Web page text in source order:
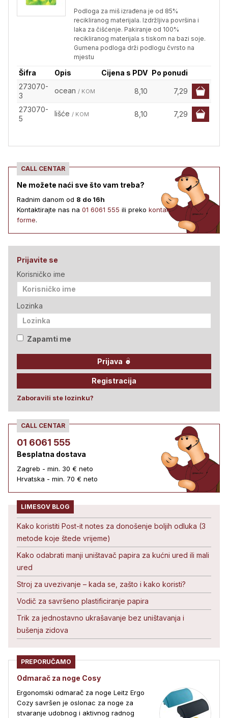
Podloga za miš izrađena je od 85%
recikliranog materijala. Izdržljiva površina i
laka za čišćenje. Pakiranje od 100%
recikliranog materijala s tiskom na bazi soje.
Gumena podloga drži podlogu čvrsto na
mjestu
Šifra Opis Cijena s PDV Po ponudi
273070-
3
ocean / KOM 8,10 7,29
273070-
5
lišće / KOM 8,10 7,29
CALL CENTAR
Ne možete naći sve što vam treba?
Radnim danom od 8 do 16h
Kontaktirajte nas na 01 6061 555 ili preko kontakt
forme.
Prijavite se
Korisničko ime
Lozinka
Zapamti me
Prijava
Registracija
Zaboravili ste lozinku?
CALL CENTAR
01 6061 555
Besplatna dostava
Zagreb - min. 30 € neto
Hrvatska - min. 70 € neto
LIMESOV BLOG
Kako koristiti Post-it notes za donošenje boljih odluka (3
metode koje štede vrijeme)
Kako odabrati manji uništavač papira za kućni ured ili mali
ured
Stroj za uvezivanje – kada se, zašto i kako koristi?
Vodič za savršeno plastificiranje papira
Trik za jednostavno ukrašavanje bez uništavanja i
bušenja zidova
PREPORUČAMO
Odmarač za noge Cosy
Ergonomski odmarač za noge Leitz Ergo
Cozy savršen je oslonac za noge za
stvaranje udobnog i aktivnog radnog